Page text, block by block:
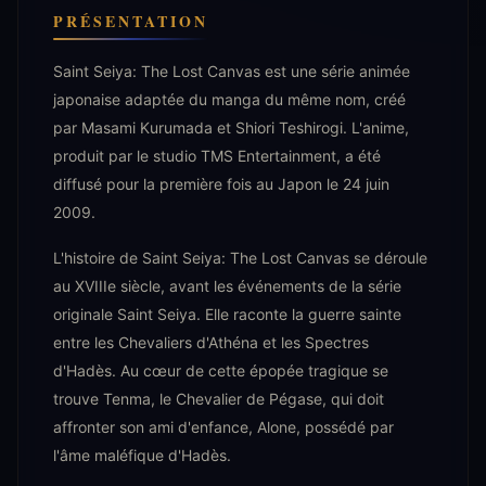
PRÉSENTATION
Saint Seiya: The Lost Canvas est une série animée
japonaise adaptée du manga du même nom, créé
par Masami Kurumada et Shiori Teshirogi. L'anime,
produit par le studio TMS Entertainment, a été
diffusé pour la première fois au Japon le 24 juin
2009.
L'histoire de Saint Seiya: The Lost Canvas se déroule
au XVIIIe siècle, avant les événements de la série
originale Saint Seiya. Elle raconte la guerre sainte
entre les Chevaliers d'Athéna et les Spectres
d'Hadès. Au cœur de cette épopée tragique se
trouve Tenma, le Chevalier de Pégase, qui doit
affronter son ami d'enfance, Alone, possédé par
l'âme maléfique d'Hadès.